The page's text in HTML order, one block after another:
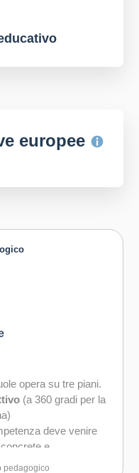
europee
opera su tre piani.
(a 360 gradi per la
deve venire
e
pedagogico